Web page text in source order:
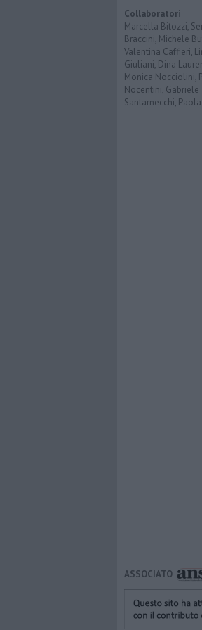
Collaboratori
Marcella Bitozzi,
Braccini, Michele
Valentina Caffieri,
Giuliani, Dina
Monica Nocciolini,
Nocentini, Gabriele
Santarnecchi,
ASSOCIATO